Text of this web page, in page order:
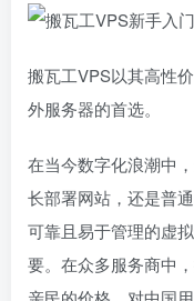
搬瓦工VPS以其高性
外服务器的首选。
在当今数字化浪潮中
长部署网站，还是普
可靠且易于管理的虚
要。在众多服务商中
亲民的价格、对中国